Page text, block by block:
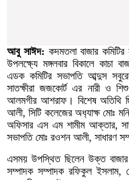
আবু সাঈদ: কদমতলা বাজার কমিটির
উপলক্ষ্যে মঙ্গলবার বিকালে কাচা
এডক কমিটির সভাপতি আব্দুস
সাতক্ষীরা জজকোর্ট এর নারী ও
আলমগীর আশরাফ। বিশেষ অতিথি
আলী, সিটি কলেজের অধ‍্যাক্ষ মোঃ
অফিসার এস এম শামীম আক্তার,
সভাপতি মোঃ রওশন আলী, সাধারণ
এসময় উপস্থিত ছিলেন উক্ত
সম্পাদক সম্পাদক রফিকুল ইসলাম,